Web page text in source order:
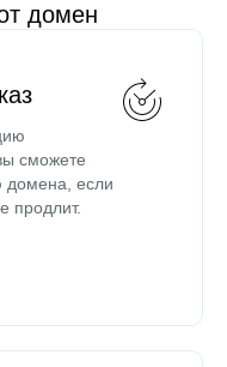
домен
сможете
домена, если
продлит.